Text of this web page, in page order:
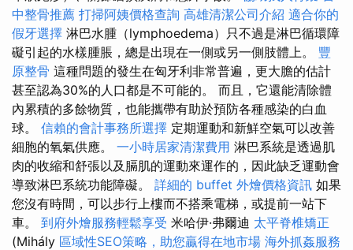
中整骨推薦 打掃阿姨價格查詢 高雄清潔公司介紹 適合你的
假牙選擇 淋巴水腫（lymphoedema）只不過是淋巴循環障
礙引起的水樣腫脹，總是出現在一側或另一側肢體上。 豐
原整骨 這種問題的發生在匈牙利非常普遍，更大膽的估計
甚至認為30%的人口都是不可能的。 而且，它還能清除體
內累積的多餘物質，也能攜帶有助於預防各種感染的白血
球。 信賴的會計事務所選擇 定期運動和新鮮空氣可以改善
細胞的氧氣供應。 一小時居家清潔費用 淋巴系統是透過肌
肉的收縮和舒張以及膈肌的運動來運作的，因此缺乏運動會
導致淋巴系統功能障礙。 詳細的 buffet 外燴價格資訊 如果
您沒有時間，可以步行上樓而不搭乘電梯，或提前一站下
車。 到府外燴服務輕鬆享受 米哈伊·弗爾迪 太平脊椎矯正
(Mihály 區域性SEO策略，助您贏得在地市場 海外抓姦服務